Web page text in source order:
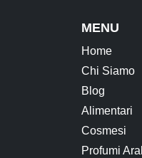
MENU
Home
Chi Siamo
Blog
Alimentari
Cosmesi
Profumi